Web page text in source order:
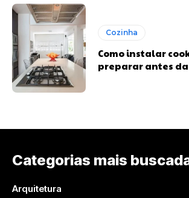
Cozinha
Como instalar
preparar antes
Categorias mais
Arquitetura